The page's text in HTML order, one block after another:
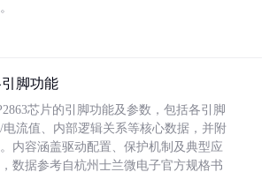
脚功能
芯片的引脚功能及参数，包括各引脚
电流值、内部逻辑关系等核心数据，并附
内容涵盖驱动配置、保护机制及典型应
数据参考自杭州士兰微电子官方规格书